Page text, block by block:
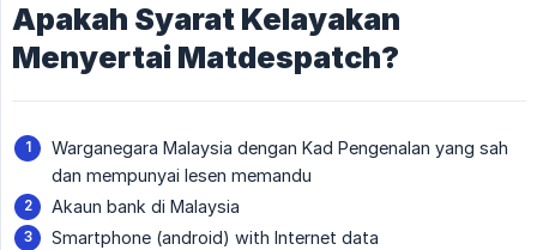
Apakah Syarat Kelayakan
Menyertai Matdespatch?
Warganegara Malaysia dengan Kad Pengenalan yang sah
dan mempunyai lesen memandu
Akaun bank di Malaysia
Smartphone (android) with Internet data